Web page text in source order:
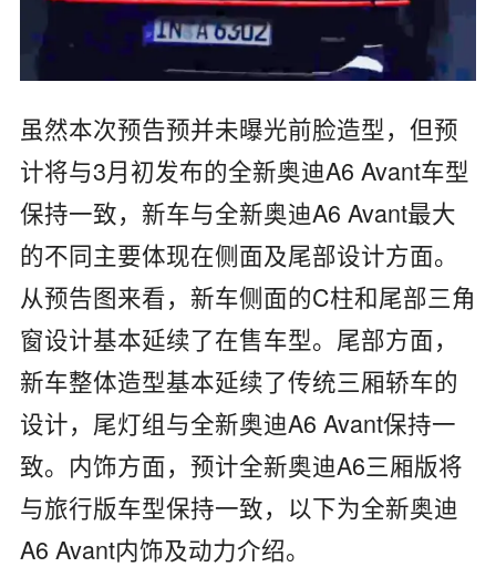
虽然本次预告预并未曝光前脸造型，但预
计将与3月初发布的全新奥迪A6 Avant车型
保持一致，新车与全新奥迪A6 Avant最大
的不同主要体现在侧面及尾部设计方面。
从预告图来看，新车侧面的C柱和尾部三角
窗设计基本延续了在售车型。尾部方面，
新车整体造型基本延续了传统三厢轿车的
设计，尾灯组与全新奥迪A6 Avant保持一
致。内饰方面，预计全新奥迪A6三厢版将
与旅行版车型保持一致，以下为全新奥迪
A6 Avant内饰及动力介绍。